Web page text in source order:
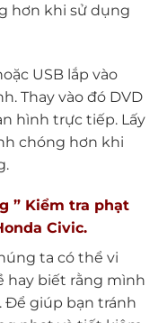
hơn khi sử dụng
USB lắp vào
Thay vào đó DVD
hình trực tiếp. Lấy
chóng hơn khi
” Kiểm tra phạt
Civic.
ta có thể vi
hay biết rằng mình
Để giúp bạn tránh